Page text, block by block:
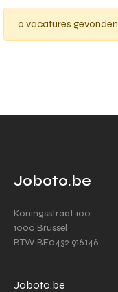
0 vacatures gevonden
Joboto.be
Koningsstraat 100
1000 Brussel
BTW BE0432.916.146
Joboto.be